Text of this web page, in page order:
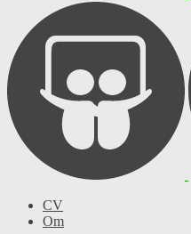
CV
Om